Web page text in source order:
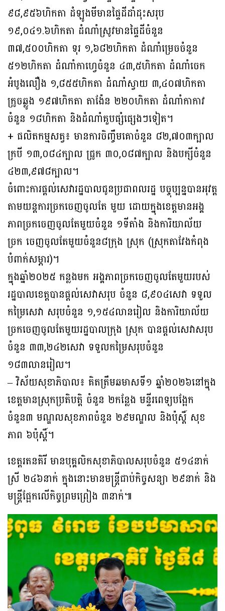
៩៨,៩៥៦ហិកតា ដំឡូង​មីមានផ្ទៃដីដាំដុះសរុប
១៩,០៤១.៦ហិកតា ដំណាំស្រូវមានផ្ទៃដីចំនួន
៣៧,៥០០ហិកតា ទុរ ១,៦៨២ហិកតា ដំណាំម្រេចចំនួន
៥១២ហិកតា ដំណាំកាហ្វេចំនួន ៤៣,៥ហិកតា ដំណាំចេក​
អំបូង​លឿង ១,៨៥៥ហិកតា ដំណាំស្វាយ ៣,៤០៧ហិកតា
ក្រូចឆ្លូង ១៩៧ហិកតា តាង៉ែន ២២០ហិកតា ដំណាំកាកាវ
ចំនួន ១៨ហិកតា និងដំណាំគួបផ្សំផ្សេងៗទៀត។
+ ផលិតកម្មសត្វ៖ មានការចិញ្ចឹមគោចំនួន ៨២,៧០៣ក្បាល
ក្របី ១៣,០៨៤ក្បាល ជ្រូក ៣០,០៨៧ក្បាល និងបក្សីចំនួន
៤២៣,៩៧៨ក្បាល។
ចំពោះការផ្តល់សេវារដ្ឋបាលជូនប្រជាពលរដ្ឋ បច្ចុប្បន្នបានអុវត្ត
តាមយន្តការច្រកចេញចូលតែ មួយ ដោយក្នុងខេត្តមានអង្គ
ភាពច្រកចេញចូលតែមួយចំនួន ១ទីតាំង និងការិយាល័យ
ច្រក ចេញចូលតែមួយចំនួន៨ក្រុង ស្រុក (ស្រុកតាវែងកំពុង
បំពាក់សម្ភារ)។
ក្នុងឆ្នាំ២០២៥ កន្លងមក អង្គភាពច្រកចេញចូលតែមួយរបស់
រដ្ឋបាលខេត្តបានផ្តល់សេវាសរុប ចំនួន ៨,៩០៤សេវា ទទួល
កម្រៃសេវា សរុបចំនួន ១,១៥៤លានរៀល និងការិយាល័យ
ច្រក​ចេញ​ចូលតែមួយរដ្ឋបាលក្រុង ស្រុក បានផ្តល់សេវាសរុប
ចំនួន ៣៣,២៤២សេវា ទទួលកម្រៃ​សរុបចំនួន
១៨៣លានរៀល។
– វិស័យសុខាភិបាល៖ គិតត្រឹមឆមាសទី១ ឆ្នាំ២០២៦នៅក្នុង
ខេត្តមានស្រុកប្រតិបត្តិ ចំនួន ២កន្លែង មន្ទីរពេទ្យបង្អែក
ចំនួន៣ មណ្ឌលសុខភាពចំនួន ២៩មណ្ឌល និងប៉ុស្តិ៍ សុខ
ភាព ៦ប៉ុស្តិ៍។
ខេត្តរតនគិរី មានបុគ្គលិកសុខាភិបាលសរុបចំនួន ៥១៤នាក់
ស្រី ២៤៦នាក់ ក្នុងនោះមាន​មន្ត្រី​ជាប់កិច្ចសន្យា ២៩នាក់ និង
មន្ត្រីផ្អែកលើកិច្ចព្រមព្រៀង ៣នាក់៕